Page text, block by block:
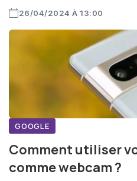
26/04/2024 À 13:00
GOOGLE
Comment utiliser
comme webcam ?